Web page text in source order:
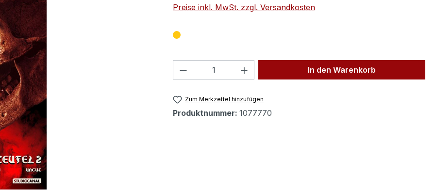
Preise inkl. MwSt. zzgl. Versandkosten
Produkt Anzahl: Gib den gewünschten Wert
In den Warenkorb
Zum Merkzettel hinzufügen
Produktnummer: 1077770